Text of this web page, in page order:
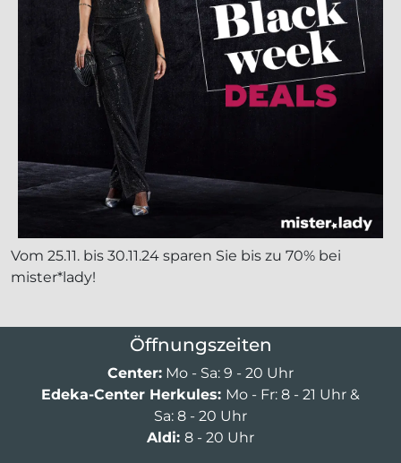
Vom 25.11. bis 30.11.24 sparen Sie bis zu 70% bei
mister*lady!
Öffnungszeiten
Center: Mo - Sa: 9 - 20 Uhr
Edeka-Center Herkules: Mo - Fr: 8 - 21 Uhr &
Sa: 8 - 20 Uhr
Aldi: 8 - 20 Uhr